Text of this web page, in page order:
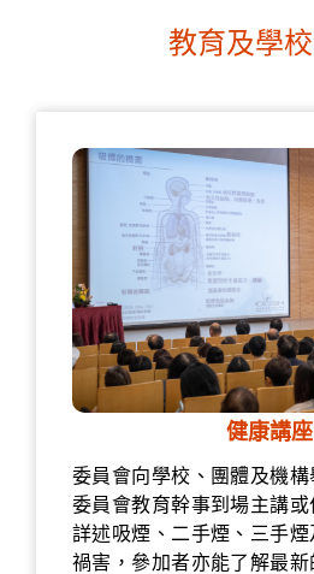
教育及學
健康講座
委員會向學校、團體及機
委員會教育幹事到場主講
詳述吸煙、二手煙、三手
禍害，參加者亦能了解最